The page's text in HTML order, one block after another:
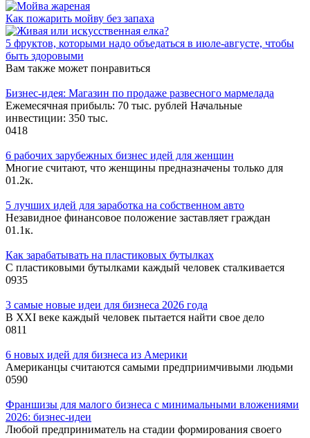
Как пожарить мойву без запаха
5 фруктов, которыми надо объедаться в июле-августе, чтобы
быть здоровыми
Вам также может понравиться
Бизнес-идея: Магазин по продаже развесного мармелада
Ежемесячная прибыль: 70 тыс. рублей Начальные
инвестиции: 350 тыс.
0418
6 рабочих зарубежных бизнес идей для женщин
Многие считают, что женщины предназначены только для
01.2к.
5 лучших идей для заработка на собственном авто
Незавидное финансовое положение заставляет граждан
01.1к.
Как зарабатывать на пластиковых бутылках
С пластиковыми бутылками каждый человек сталкивается
0935
3 самые новые идеи для бизнеса 2026 года
В XXI веке каждый человек пытается найти свое дело
0811
6 новых идей для бизнеса из Америки
Американцы считаются самыми предприимчивыми людьми
0590
Франшизы для малого бизнеса с минимальными вложениями
2026: бизнес-идеи
Любой предприниматель на стадии формирования своего